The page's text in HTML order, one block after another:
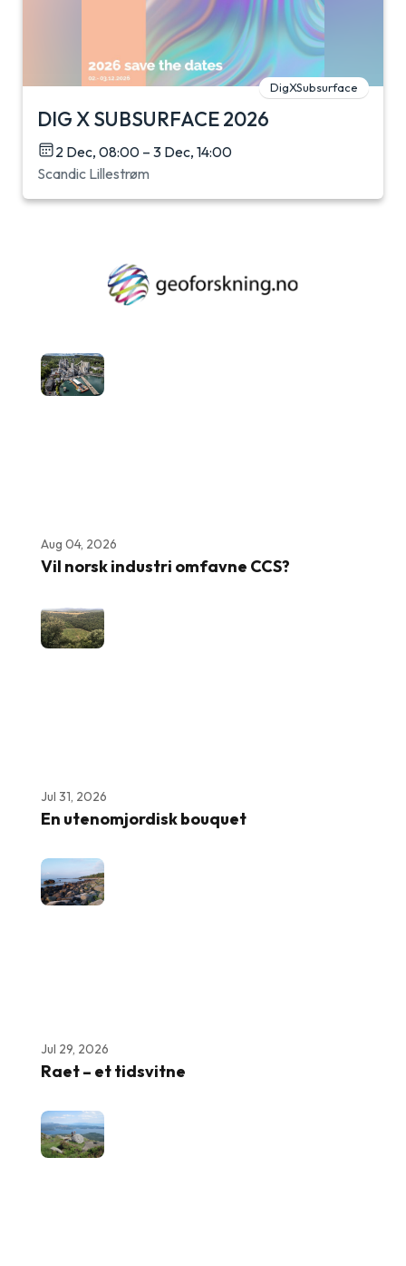
DigXSubsurface
DIG X SUBSURFACE 2026
2 Dec, 08:00 – 3 Dec, 14:00
Scandic Lillestrøm
Aug 04, 2026
Vil norsk industri omfavne CCS?
Jul 31, 2026
En utenomjordisk bouquet
Jul 29, 2026
Raet – et tidsvitne